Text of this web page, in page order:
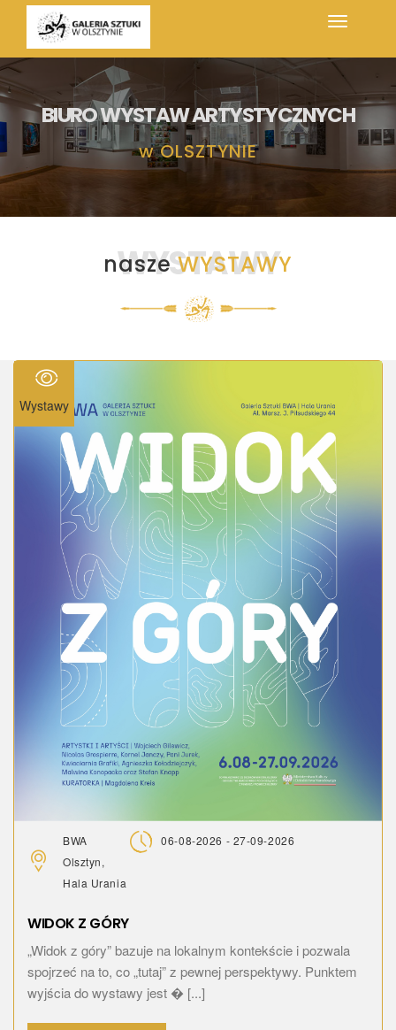
BIURO WYSTAW ARTYSTYCZNYCH
w OLSZTYNIE
WYSTAWY
naszeWYSTAWY
Wystawy
BWA
Olsztyn,
Hala Urania
06-08-2026 - 27-09-2026
WIDOK Z GÓRY
„Widok z góry” bazuje na lokalnym kontekście i pozwala
spojrzeć na to, co „tutaj” z pewnej perspektywy. Punktem
wyjścia do wystawy jest � [...]